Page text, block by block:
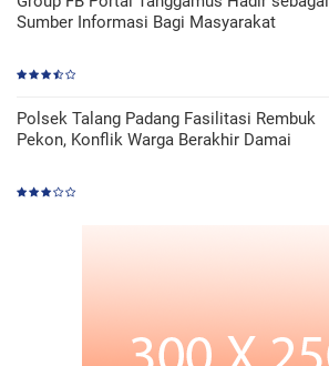
Sumber Informasi Bagi Masyarakat
Polsek Talang Padang Fasilitasi Rembuk
Pekon, Konflik Warga Berakhir Damai